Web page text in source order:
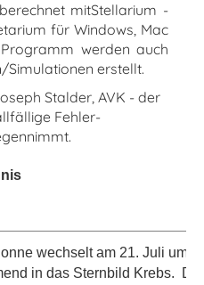
mitStellarium -
für Windows, Mac
werden auch
erstellt.
Stalder, AVK - der
Fehler-
wechselt am 21. Juli um
in das Sternbild Krebs.